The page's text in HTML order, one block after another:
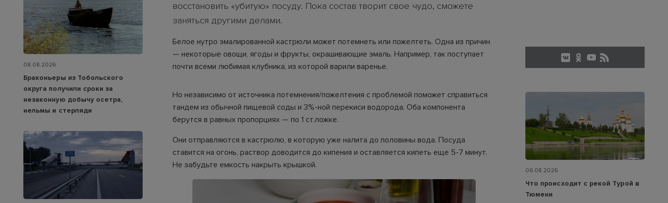
восстановить «убитую» посуду. Пока состав творит свое чудо, сможете
заняться другими делами.
Белое нутро эмалированной кастрюли может потемнеть или пожелтеть. Одна из причин
— некоторые овощи, ягоды и фрукты, окрашивающие эмаль. Например, так поступает
почти всеми любимая клубника, из которой варили варенье.
Но независимо от источника потемнения/пожелтения с проблемой поможет справиться
тандем из обычной пищевой соды и 3%-ной перекиси водорода. Оба компонента
берутся в равных пропорциях — по 1 ст.ложке.
Они отправляются в кастрюлю, в которую уже налита до половины вода. Посуда
ставится на огонь, раствор доводится до кипения и оставляется кипеть еще 5-7 минут.
Не забудьте емкость накрыть крышкой.
08.08.2026
Браконьеры из Тобольского
округа получили сроки за
незаконную добычу осетра,
нельмы и стерляди
06.08.2026
Что происходит с рекой Турой в
Тюмени